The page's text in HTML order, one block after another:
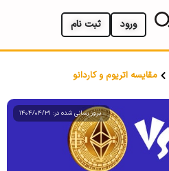
ثبت نام ورود
مقایسه اتریوم و کاردانو
بروز رسانی شده در: 1404/04/31